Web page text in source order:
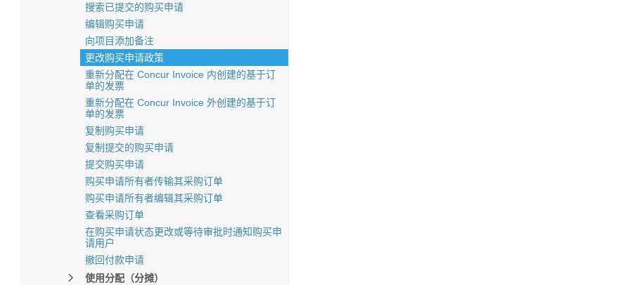
搜索已提交的购买申请
编辑购买申请
向项目添加备注
更改购买申请政策
重新分配在 Concur Invoice 内创建的基于订
单的发票
重新分配在 Concur Invoice 外创建的基于订
单的发票
复制购买申请
复制提交的购买申请
提交购买申请
购买申请所有者传输其采购订单
购买申请所有者编辑其采购订单
查看采购订单
在购买申请状态更改或等待审批时通知购买申
请用户
撤回付款申请
使用分配（分摊）